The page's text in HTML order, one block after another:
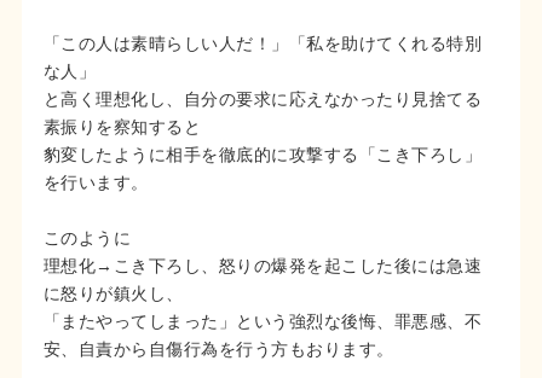
「この人は素晴らしい人だ！」「私を助けてくれる特別
な人」
と高く理想化し、自分の要求に応えなかったり見捨てる
素振りを察知すると
豹変したように相手を徹底的に攻撃する「こき下ろし」
を行います。
このように
理想化→こき下ろし、怒りの爆発を起こした後には急速
に怒りが鎮火し、
「またやってしまった」という強烈な後悔、罪悪感、不
安、自責から自傷行為を行う方もおります。